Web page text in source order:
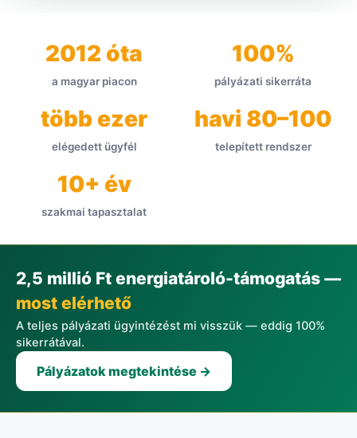
2012 óta
a magyar piacon
100%
pályázati sikerráta
több ezer
elégedett ügyfél
havi 80–100
telepített rendszer
10+ év
szakmai tapasztalat
2,5 millió Ft energiatároló-támogatás —
most elérhető
A teljes pályázati ügyintézést mi visszük — eddig 100%
sikerrátával.
Pályázatok megtekintése →